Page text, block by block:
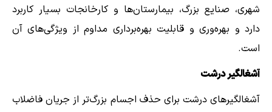
شهری، صنایع بزرگ، بیمارستان‌ها و کارخانجات بسیار کاربرد
دارد و بهره‌وری و قابلیت بهره‌برداری مداوم از ویژگی‌های آن
است.
آشغالگیر درشت
آشغالگیرهای درشت برای حذف اجسام بزرگ‌تر از جریان فاضلاب